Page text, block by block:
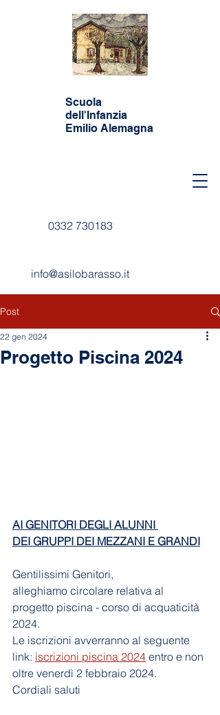
Scuola
dell'Infanzia
Emilio Alemagna
0332 730183
info@asilobarasso.it
Post
Progetto Piscina 2024
22 gen 2024
AI GENITORI DEGLI ALUNNI
DEI GRUPPI DEI MEZZANI E GRANDI
Gentilissimi Genitori,
alleghiamo circolare relativa al
progetto piscina - corso di acquaticità
2024.
Le iscrizioni avverranno al seguente
link: iscrizioni piscina 2024 entro e non
oltre venerdì 2 febbraio 2024.
Cordiali saluti